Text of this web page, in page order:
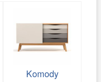
Komody